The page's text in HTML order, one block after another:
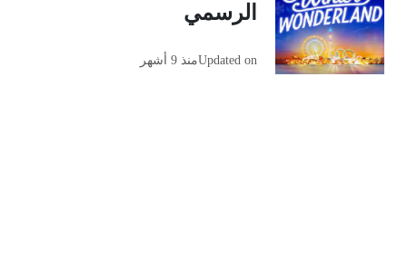
الرسمي
Updated onمنذ 9 أشهر